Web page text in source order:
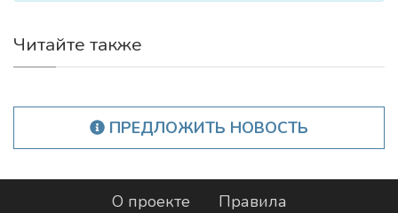
Читайте также
ПРЕДЛОЖИТЬ НОВОСТЬ
О проекте
Правила